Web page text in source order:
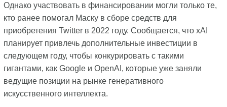
Однако участвовать в финансировании могли только те,
кто ранее помогал Маску в сборе средств для
приобретения Twitter в 2022 году. Сообщается, что xAI
планирует привлечь дополнительные инвестиции в
следующем году, чтобы конкурировать с такими
гигантами, как Google и OpenAI, которые уже заняли
ведущие позиции на рынке генеративного
искусственного интеллекта.